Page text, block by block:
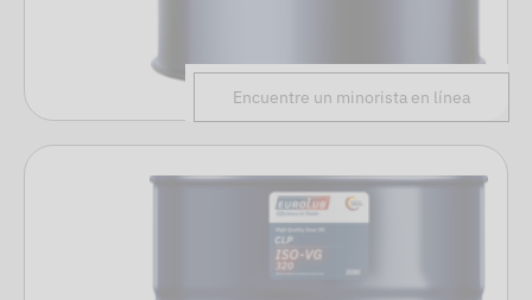
Encuentre un minorista en línea